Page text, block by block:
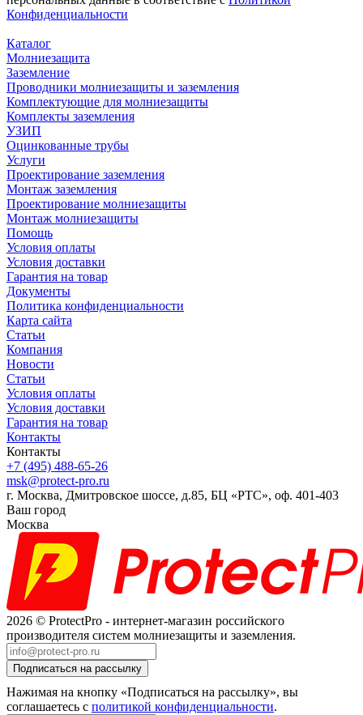
Конфиденциальности
Каталог
Молниезащита
Заземление
Проводники молниезащиты и заземления
Комплектующие для молниезащиты
Комплекты заземления
УЗИП
Оцинкованные трубы
Услуги
Проектирование заземления
Монтаж заземления
Проектирование молниезащиты
Монтаж молниезащиты
Помощь
Условия оплаты
Условия доставки
Гарантия на товар
Документы
Политика конфиденциальности
Карта сайта
Статьи
Компания
Новости
Статьи
Условия оплаты
Условия доставки
Гарантия на товар
Контакты
Контакты
+7 (495) 488-65-26
msk@protect-pro.ru
г. Москва, Дмитровское шоссе, д.85, БЦ «РТС», оф. 401-403
Ваш город
Москва
2026 © ProtectPro - интернет-магазин российского
производителя систем молниезащиты и заземления.
Нажимая на кнопку «Подписаться на рассылку», вы
соглашаетесь с политикой конфиденциальности.